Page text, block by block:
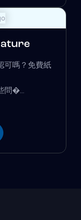
可嗎？免費紙
問�...